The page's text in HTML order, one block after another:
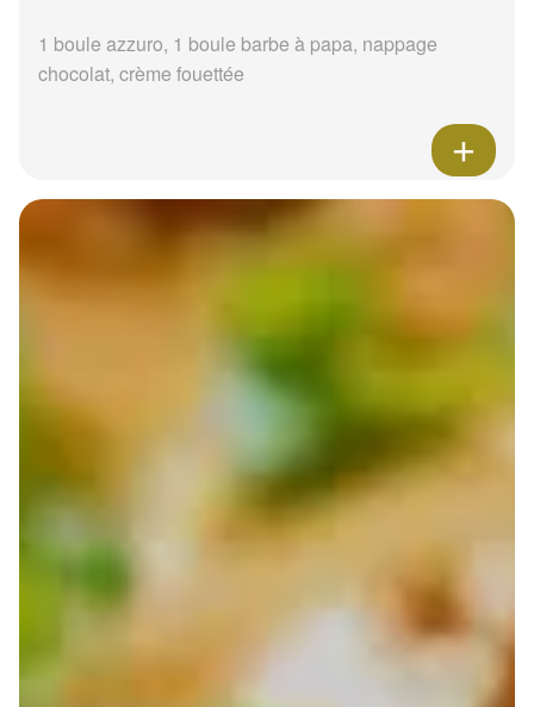
1 boule azzuro, 1 boule barbe à papa, nappage
chocolat, crème fouettée